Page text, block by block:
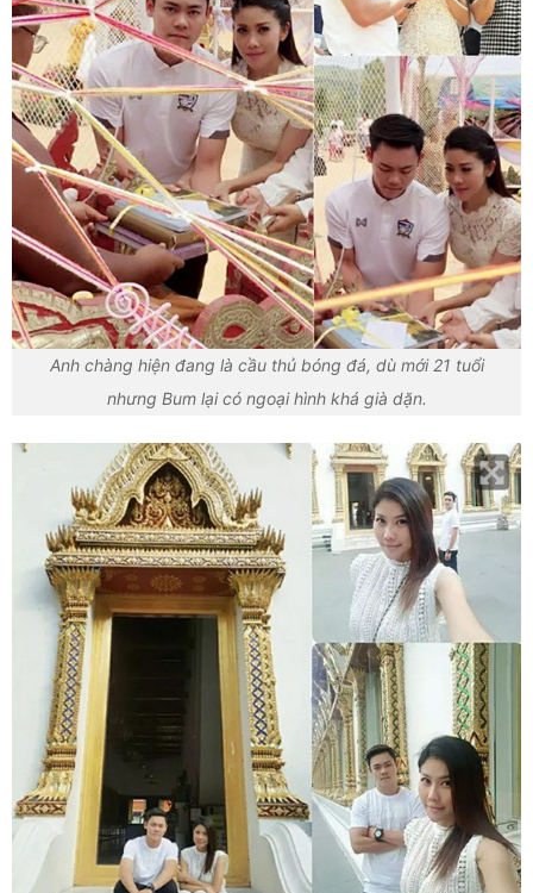
Anh chàng hiện đang là cầu thủ bóng đá, dù mới 21 tuổi
nhưng Bum lại có ngoại hình khá già dặn.